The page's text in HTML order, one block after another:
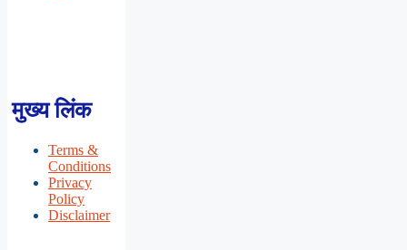
मुख्य लिंक
Terms &
Conditions
Privacy
Policy
Disclaimer